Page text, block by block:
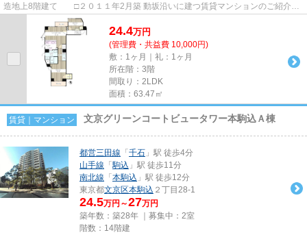
造地上8階建て □２０１１年2月築 動坂沿いに建つ賃貸マンションのご紹介で
す！ 街のイメージと調和...
24.4万円
(管理費・共益費 10,000円)
敷：1ヶ月｜礼：1ヶ月
所在階：3階
間取り：2LDK
面積：63.47㎡
賃貸｜マンション 文京グリーンコートビュータワー本駒込Ａ棟
都営三田線 「 千石 」駅 徒歩4分
山手線 「駒込 」駅 徒歩11分
南北線 「 本駒込 」駅 徒歩12分
東京都文京区本駒込 ２丁目28-1
24.5万円～27万円
築年数：築28年 ｜募集中： 2室
階数：14階建